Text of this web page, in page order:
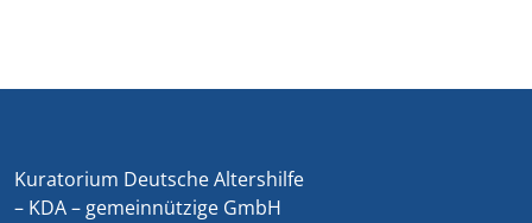
Kuratorium Deutsche Altershilfe
– KDA – gemeinnützige GmbH